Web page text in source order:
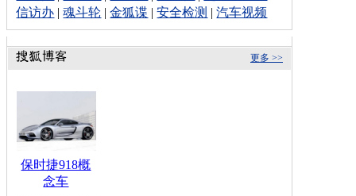
信访办 |魂斗轮 |金狐谍 |安全检测 |汽车视频
更多 >>
保时捷918概
念车